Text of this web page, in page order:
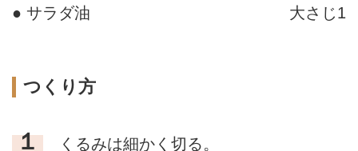
● サラダ油 大さじ1
つくり方
１ くるみは細かく切る。